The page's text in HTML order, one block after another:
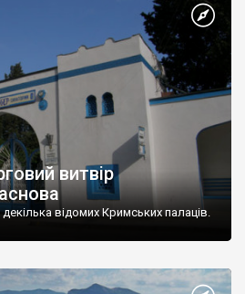
витвір
відомих Кримських палаців.